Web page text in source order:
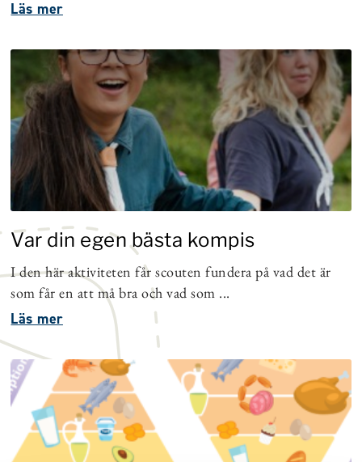
Läs mer
Var din egen bästa kompis
I den här aktiviteten får scouten fundera på vad det är
som får en att må bra och vad som ...
Läs mer